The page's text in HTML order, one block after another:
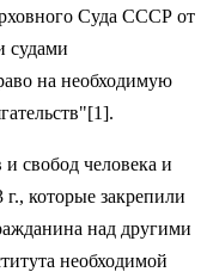
Суда СССР от
судами
на необходимую
свобод человека и
которые закрепили
над другими
необходимой